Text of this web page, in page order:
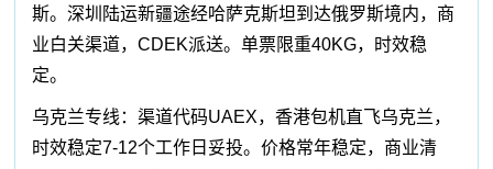
斯。深圳陆运新疆途经哈萨克斯坦到达俄罗斯境内，商
业白关渠道，CDEK派送。单票限重40KG，时效稳
定。
乌克兰专线：渠道代码UAEX，香港包机直飞乌克兰，
时效稳定7-12个工作日妥投。价格常年稳定，商业清